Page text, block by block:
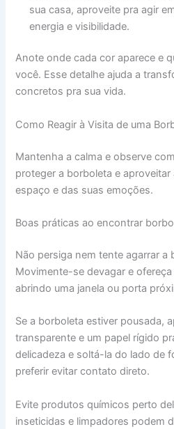
sua casa, aproveite pra agir
energia e visibilidade.
Anote onde cada cor aparece e
você. Esse detalhe ajuda a
concretos pra sua vida.
Como Reagir à Visita de uma
Mantenha a calma e observe
proteger a borboleta e
espaço e das suas emoções.
Boas práticas ao encontrar
Não persiga nem tente agarrar a
Movimente-se devagar e
abrindo uma janela ou porta
Se a borboleta estiver pousada,
transparente e um papel rígido
delicadeza e soltá-la do lado de
preferir evitar contato direto.
Evite produtos químicos perto
inseticidas e limpadores podem